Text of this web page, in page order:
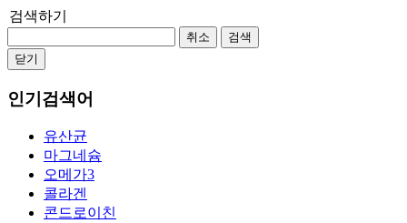
검색하기
취소
검색
닫기
인기검색어
유산균
마그네슘
오메가3
콜라겐
콘드로이친